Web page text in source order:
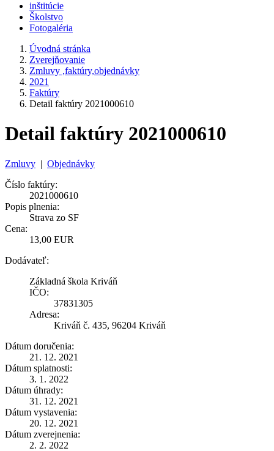
inštitúcie
Školstvo
Fotogaléria
Úvodná stránka
Zverejňovanie
Zmluvy ,faktúry,objednávky
2021
Faktúry
Detail faktúry 2021000610
Detail faktúry 2021000610
Zmluvy | Objednávky
Číslo faktúry:
2021000610
Popis plnenia:
Strava zo SF
Cena:
13,00 EUR
Dodávateľ:
Základná škola Kriváň
IČO:
37831305
Adresa:
Kriváň č. 435, 96204 Kriváň
Dátum doručenia:
21. 12. 2021
Dátum splatnosti:
3. 1. 2022
Dátum úhrady:
31. 12. 2021
Dátum vystavenia:
20. 12. 2021
Dátum zverejnenia:
2. 2. 2022